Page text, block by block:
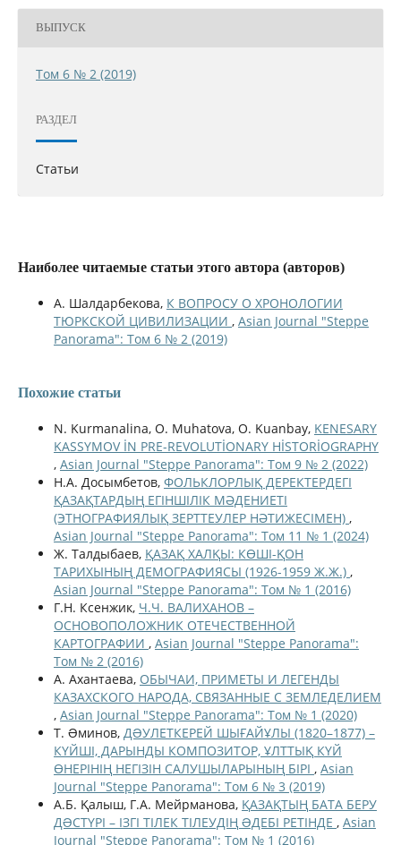
ВЫПУСК
Том 6 № 2 (2019)
РАЗДЕЛ
Статьи
Наиболее читаемые статьи этого автора (авторов)
А. Шалдарбекова, К ВОПРОСУ О ХРОНОЛОГИИ
ТЮРКСКОЙ ЦИВИЛИЗАЦИИ , Asian Journal "Steppe
Panorama": Том 6 № 2 (2019)
Похожие статьи
N. Kurmanalina, O. Muhatova, O. Kuanbay, KENESARY
KASSYMOV İN PRE-REVOLUTİONARY HİSTORİOGRAPHY
, Asian Journal "Steppe Panorama": Том 9 № 2 (2022)
Н.А. Досымбетов, ФОЛЬКЛОРЛЫҚ ДЕРЕКТЕРДЕГІ
ҚАЗАҚТАРДЫҢ ЕГІНШІЛІК МӘДЕНИЕТІ
(ЭТНОГРАФИЯЛЫҚ ЗЕРТТЕУЛЕР НӘТИЖЕСІМЕН) ,
Asian Journal "Steppe Panorama": Том 11 № 1 (2024)
Ж. Талдыбаев, ҚАЗАҚ ХАЛҚЫ: КӨШІ-ҚОН
ТАРИХЫНЫҢ ДЕМОГРАФИЯСЫ (1926-1959 Ж.Ж.) ,
Asian Journal "Steppe Panorama": Том № 1 (2016)
Г.Н. Ксенжик, Ч.Ч. ВАЛИХАНОВ –
ОСНОВОПОЛОЖНИК ОТЕЧЕСТВЕННОЙ
КАРТОГРАФИИ , Asian Journal "Steppe Panorama":
Том № 2 (2016)
А. Ахантаева, ОБЫЧАИ, ПРИМЕТЫ И ЛЕГЕНДЫ
КАЗАХСКОГО НАРОДА, СВЯЗАННЫЕ С ЗЕМЛЕДЕЛИЕМ
, Asian Journal "Steppe Panorama": Том № 1 (2020)
Т. Əминов, ДƏУЛЕТКЕРЕЙ ШЫҒАЙҰЛЫ (1820–1877) –
КҮЙШІ, ДАРЫНДЫ КОМПОЗИТОР, ҰЛТТЫҚ КҮЙ
ӨНЕРІНІҢ НЕГІЗІН САЛУШЫЛАРЫНЫҢ БІРІ , Asian
Journal "Steppe Panorama": Том 6 № 3 (2019)
А.Б. Қалыш, Г.А. Мейрманова, ҚАЗАҚТЫҢ БАТА БЕРУ
ДƏСТҮРІ – ІЗГІ ТІЛЕК ТІЛЕУДІҢ ƏДЕБІ РЕТІНДЕ , Asian
Journal "Steppe Panorama": Том № 1 (2016)